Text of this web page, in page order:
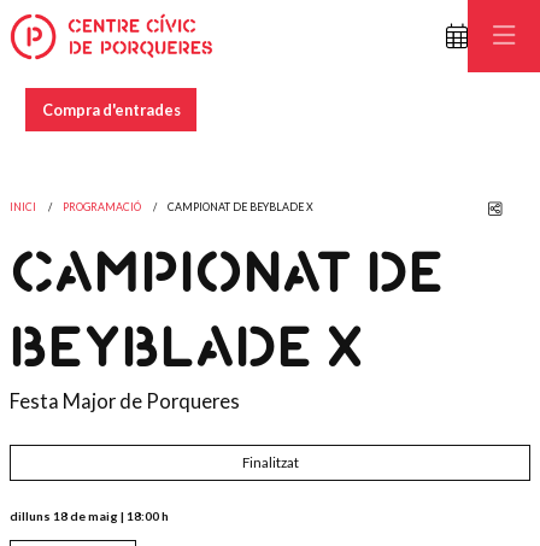
Compra d'entrades
INICI PROGRAMACIÓ CAMPIONAT DE BEYBLADE X
CAMPIONAT DE
BEYBLADE X
Festa Major de Porqueres
Finalitzat
dilluns 18 de maig| 18:00 h